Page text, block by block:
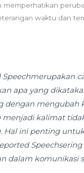
memperhatikan
waktu dan
merupakan
apa yang
dengan mengubah
menjadi kalimat
Hal ini penting
Speechsering
dalam komunikasi